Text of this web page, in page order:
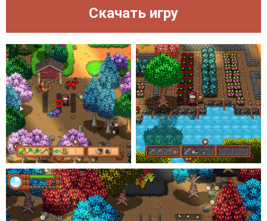
Скачать игру